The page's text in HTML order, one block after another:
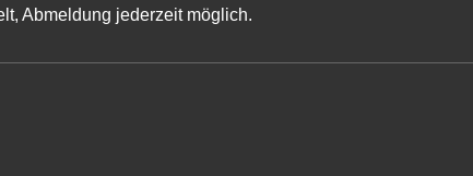
Abmeldung jederzeit möglich.